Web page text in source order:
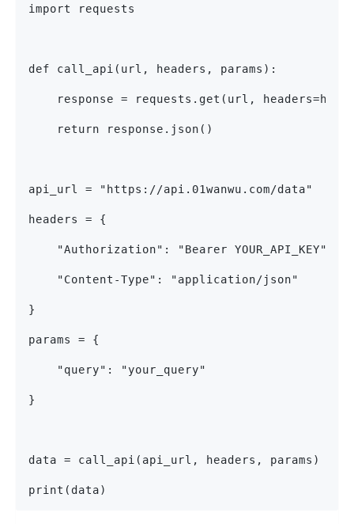
import requests
def call_api(url, headers, params):
response = requests.get(url,
    return response.json()
api_url = "https://api.01wanwu.com/data"
headers = {
    "Authorization": "Bearer YOUR_API_KEY",
    "Content-Type": "application/json"
}
params = {
    "query": "your_query"
}
data = call_api(api_url, headers, params)
print(data)